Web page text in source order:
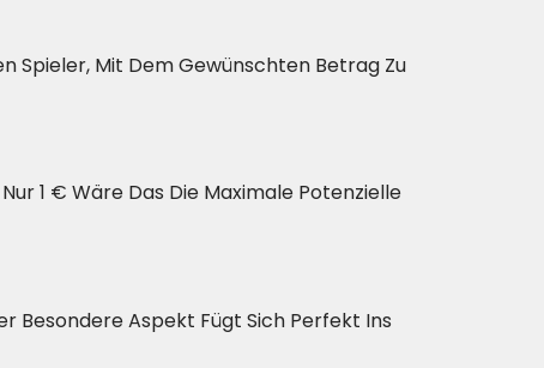
Spieler, Mit Dem Gewünschten Betrag Zu
1 € Wäre Das Die Maximale Potenzielle
Besondere Aspekt Fügt Sich Perfekt Ins